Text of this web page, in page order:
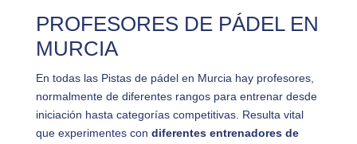
PROFESORES DE PÁDEL EN
MURCIA
En todas las Pistas de pádel en Murcia hay profesores,
normalmente de diferentes rangos para entrenar desde
iniciación hasta categorías competitivas. Resulta vital
que experimentes con diferentes entrenadores de